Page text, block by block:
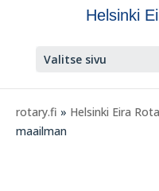
Helsinki
Valitse sivu
rotary.fi » Helsinki Eira
maailman